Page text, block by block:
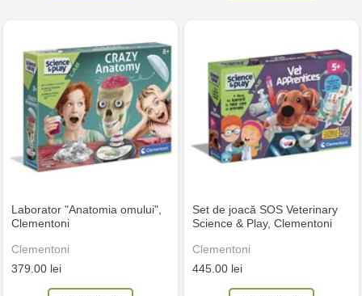
Laborator "Anatomia omului",
Clementoni
Clementoni
379.00 lei
Set de joacă SOS Veterinary
Science & Play, Clementoni
Clementoni
445.00 lei